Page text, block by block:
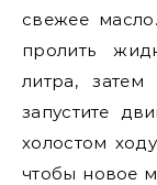
свежее
пролить
литра,
запустите
холостом
чтобы новое